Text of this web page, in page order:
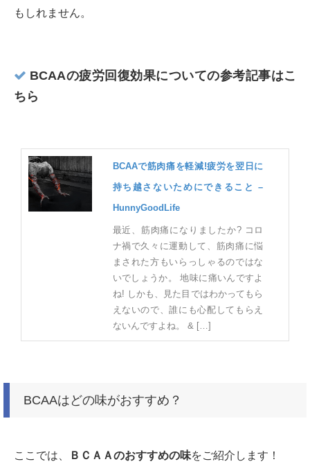
もしれません。
BCAAの疲労回復効果についての参考記事はこ
ちら
BCAAで筋肉痛を軽減!疲労を翌日に
持ち越さないためにできること –
HunnyGoodLife
最近、筋肉痛になりましたか? コロ
ナ禍で久々に運動して、筋肉痛に悩
まされた方もいらっしゃるのではな
いでしょうか。 地味に痛いんですよ
ね! しかも、見た目ではわかってもら
えないので、誰にも心配してもらえ
ないんですよね。 & […]
BCAAはどの味がおすすめ？
ここでは、 ＢＣＡＡのおすすめの味をご紹介します！